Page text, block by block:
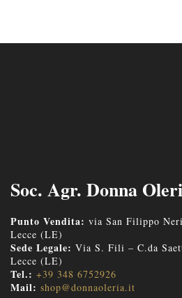
Soc. Agr. Donna
Punto Vendita: via San Filippo
Lecce (LE)
Sede Legale: Via S. Fili – C.da
Lecce (LE)
Tel.: +39 348 6752926
Mail: shop@donnaoleria.it